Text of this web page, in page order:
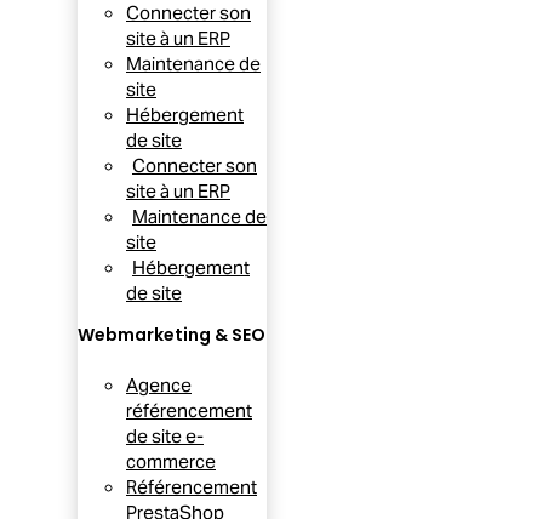
Connecter son
site à un ERP
Maintenance de
site
Hébergement
de site
Connecter son
site à un ERP
Maintenance de
site
Hébergement
de site
Webmarketing & SEO
Agence
référencement
de site e-
commerce
Référencement
PrestaShop